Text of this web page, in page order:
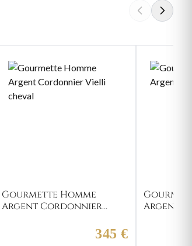
Gourmette Homme
Argent Cordonnier
345 €
Argent